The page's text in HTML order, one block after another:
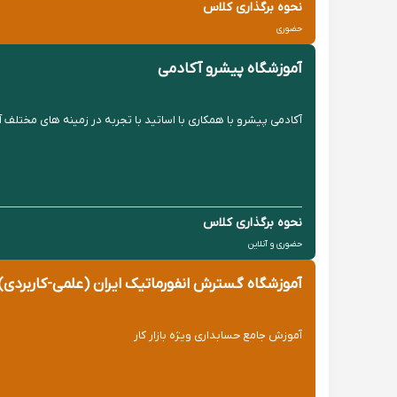
نحوه برگذاری کلاس
حضوری
آموزشگاه پیشرو آکادمی
آکادمی پیشرو با همکاری با اساتید با تجربه در زمینه های
نحوه برگذاری کلاس
حضوری و آنلاین
آموزشگاه گسترش انفورماتیک ایران (علمی-
آموزش جامع حسابداری ویژه بازار کار